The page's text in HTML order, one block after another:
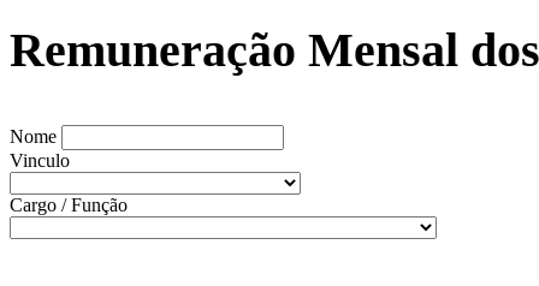
Remuneração Mensal
Nome
Vinculo
Cargo / Função